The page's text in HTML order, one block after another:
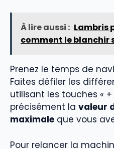
À lire aussi : Lambris
comment le blanchir
Prenez le temps de
Faites défiler les
utilisant les touches « +
précisément la valeur
maximale que vous
Pour relancer la